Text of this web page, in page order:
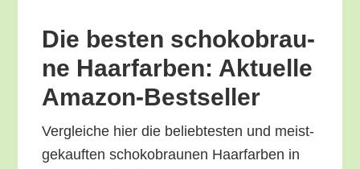
Die bes­ten scho­ko­brau­
ne Haar­far­ben: Aktu­el­le
Amazon-Bestseller
Ver­glei­che hier die belieb­tes­ten und meist­
ge­kauf­ten scho­ko­brau­nen Haar­far­ben in